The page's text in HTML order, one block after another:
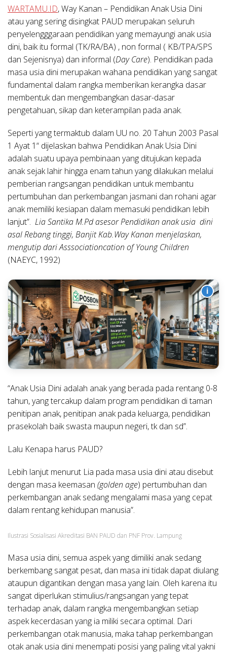
WARTAMU.ID, Way Kanan – Pendidikan Anak Usia Dini
atau yang sering disingkat PAUD merupakan seluruh
penyelengggaraan pendidikan yang memayungi anak usia
dini, baik itu formal (TK/RA/BA) , non formal ( KB/TPA/SPS
dan Sejenisnya) dan informal (Day Care). Pendidikan pada
masa usia dini merupakan wahana pendidikan yang sangat
fundamental dalam rangka memberikan kerangka dasar
membentuk dan mengembangkan dasar-dasar
pengetahuan, sikap dan keterampilan pada anak.
Seperti yang termaktub dalam UU no. 20 Tahun 2003 Pasal
1 Ayat 1“ dijelaskan bahwa Pendidikan Anak Usia Dini
adalah suatu upaya pembinaan yang ditujukan kepada
anak sejak lahir hingga enam tahun yang dilakukan melalui
pemberian rangsangan pendidikan untuk membantu
pertumbuhan dan perkembangan jasmani dan rohani agar
anak memiliki kesiapan dalam memasuki pendidikan lebih
lanjut”. Lia Santika M.Pd asesor Pendidikan anak usia dini
asal Rebang tinggi, Banjit Kab.Way Kanan menjelaskan,
mengutip dari Asssociationcation of Young Children
(NAEYC, 1992)
i
“Anak Usia Dini adalah anak yang berada pada rentang 0-8
tahun, yang tercakup dalam program pendidikan di taman
penitipan anak, penitipan anak pada keluarga, pendidikan
prasekolah baik swasta maupun negeri, tk dan sd”.
Lalu Kenapa harus PAUD?
Lebih lanjut menurut Lia pada masa usia dini atau disebut
dengan masa keemasan (golden age) pertumbuhan dan
perkembangan anak sedang mengalami masa yang cepat
dalam rentang kehidupan manusia”.
Ilustrasi Sosialisasi Akreditasi BAN PAUD dan PNF Prov. Lampung
Masa usia dini, semua aspek yang dimiliki anak sedang
berkembang sangat pesat, dan masa ini tidak dapat diulang
ataupun digantikan dengan masa yang lain. Oleh karena itu
sangat diperlukan stimulius/rangsangan yang tepat
terhadap anak, dalam rangka mengembangkan setiap
aspek kecerdasan yang ia miliki secara optimal. Dari
perkembangan otak manusia, maka tahap perkembangan
otak anak usia dini menempati posisi yang paling vital yakni